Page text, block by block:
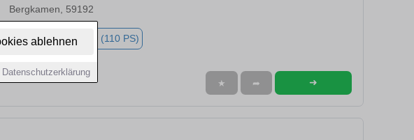
ablehnen
Datenschutzerklärung
Bergkamen, 59192
55.361 km 81 kw (110 PS)
★ ➦ ➜